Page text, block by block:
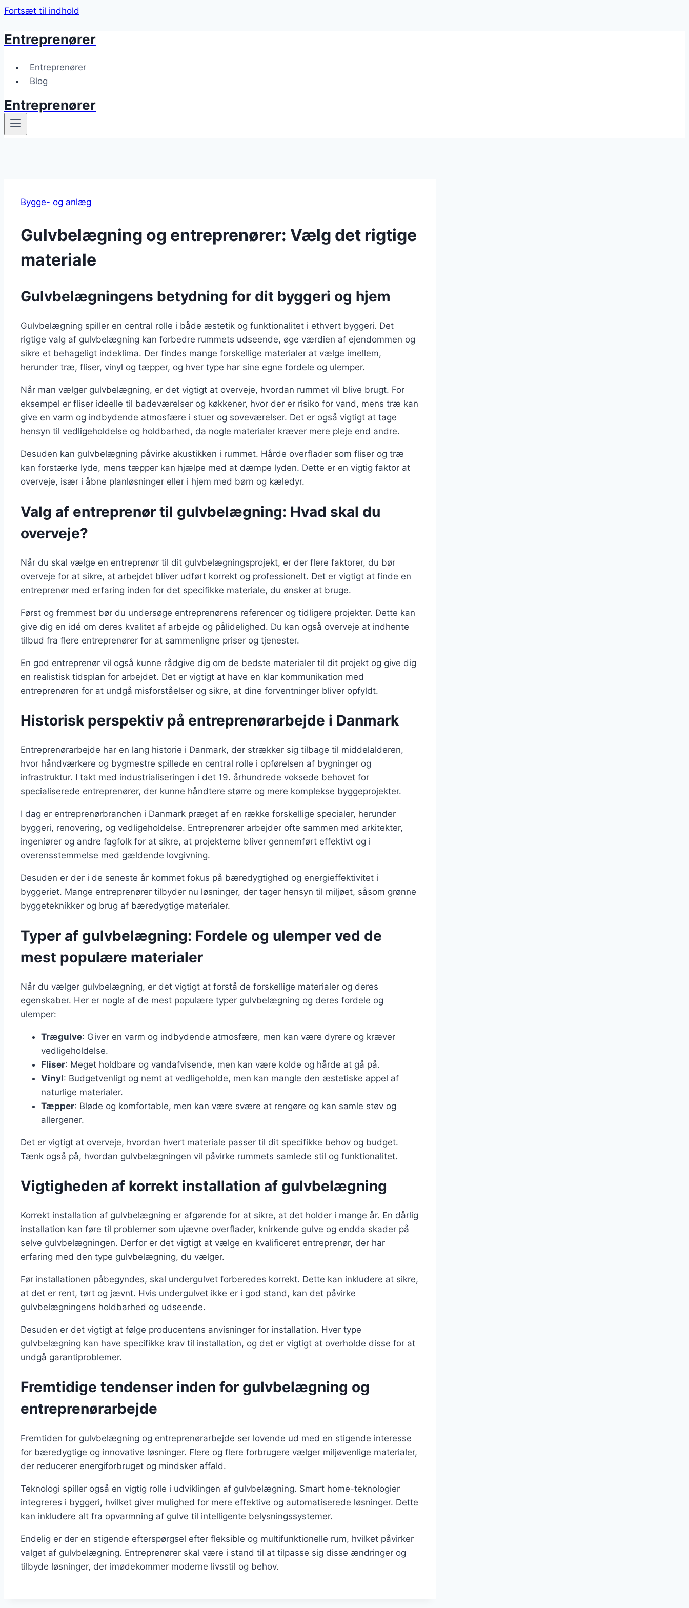
Fortsæt til indhold
Entreprenører
Entreprenører
Blog
Entreprenører
Bygge- og anlæg
Gulvbelægning og entreprenører: Vælg det rigtige
materiale
Gulvbelægningens betydning for dit byggeri og hjem
Gulvbelægning spiller en central rolle i både æstetik og funktionalitet i ethvert byggeri. Det
rigtige valg af gulvbelægning kan forbedre rummets udseende, øge værdien af ejendommen og
sikre et behageligt indeklima. Der findes mange forskellige materialer at vælge imellem,
herunder træ, fliser, vinyl og tæpper, og hver type har sine egne fordele og ulemper.
Når man vælger gulvbelægning, er det vigtigt at overveje, hvordan rummet vil blive brugt. For
eksempel er fliser ideelle til badeværelser og køkkener, hvor der er risiko for vand, mens træ kan
give en varm og indbydende atmosfære i stuer og soveværelser. Det er også vigtigt at tage
hensyn til vedligeholdelse og holdbarhed, da nogle materialer kræver mere pleje end andre.
Desuden kan gulvbelægning påvirke akustikken i rummet. Hårde overflader som fliser og træ
kan forstærke lyde, mens tæpper kan hjælpe med at dæmpe lyden. Dette er en vigtig faktor at
overveje, især i åbne planløsninger eller i hjem med børn og kæledyr.
Valg af entreprenør til gulvbelægning: Hvad skal du
overveje?
Når du skal vælge en entreprenør til dit gulvbelægningsprojekt, er der flere faktorer, du bør
overveje for at sikre, at arbejdet bliver udført korrekt og professionelt. Det er vigtigt at finde en
entreprenør med erfaring inden for det specifikke materiale, du ønsker at bruge.
Først og fremmest bør du undersøge entreprenørens referencer og tidligere projekter. Dette kan
give dig en idé om deres kvalitet af arbejde og pålidelighed. Du kan også overveje at indhente
tilbud fra flere entreprenører for at sammenligne priser og tjenester.
En god entreprenør vil også kunne rådgive dig om de bedste materialer til dit projekt og give dig
en realistisk tidsplan for arbejdet. Det er vigtigt at have en klar kommunikation med
entreprenøren for at undgå misforståelser og sikre, at dine forventninger bliver opfyldt.
Historisk perspektiv på entreprenørarbejde i Danmark
Entreprenørarbejde har en lang historie i Danmark, der strækker sig tilbage til middelalderen,
hvor håndværkere og bygmestre spillede en central rolle i opførelsen af bygninger og
infrastruktur. I takt med industrialiseringen i det 19. århundrede voksede behovet for
specialiserede entreprenører, der kunne håndtere større og mere komplekse byggeprojekter.
I dag er entreprenørbranchen i Danmark præget af en række forskellige specialer, herunder
byggeri, renovering, og vedligeholdelse. Entreprenører arbejder ofte sammen med arkitekter,
ingeniører og andre fagfolk for at sikre, at projekterne bliver gennemført effektivt og i
overensstemmelse med gældende lovgivning.
Desuden er der i de seneste år kommet fokus på bæredygtighed og energieffektivitet i
byggeriet. Mange entreprenører tilbyder nu løsninger, der tager hensyn til miljøet, såsom grønne
byggeteknikker og brug af bæredygtige materialer.
Typer af gulvbelægning: Fordele og ulemper ved de
mest populære materialer
Når du vælger gulvbelægning, er det vigtigt at forstå de forskellige materialer og deres
egenskaber. Her er nogle af de mest populære typer gulvbelægning og deres fordele og
ulemper:
Trægulve: Giver en varm og indbydende atmosfære, men kan være dyrere og kræver
vedligeholdelse.
Fliser: Meget holdbare og vandafvisende, men kan være kolde og hårde at gå på.
Vinyl: Budgetvenligt og nemt at vedligeholde, men kan mangle den æstetiske appel af
naturlige materialer.
Tæpper: Bløde og komfortable, men kan være svære at rengøre og kan samle støv og
allergener.
Det er vigtigt at overveje, hvordan hvert materiale passer til dit specifikke behov og budget.
Tænk også på, hvordan gulvbelægningen vil påvirke rummets samlede stil og funktionalitet.
Vigtigheden af korrekt installation af gulvbelægning
Korrekt installation af gulvbelægning er afgørende for at sikre, at det holder i mange år. En dårlig
installation kan føre til problemer som ujævne overflader, knirkende gulve og endda skader på
selve gulvbelægningen. Derfor er det vigtigt at vælge en kvalificeret entreprenør, der har
erfaring med den type gulvbelægning, du vælger.
Før installationen påbegyndes, skal undergulvet forberedes korrekt. Dette kan inkludere at sikre,
at det er rent, tørt og jævnt. Hvis undergulvet ikke er i god stand, kan det påvirke
gulvbelægningens holdbarhed og udseende.
Desuden er det vigtigt at følge producentens anvisninger for installation. Hver type
gulvbelægning kan have specifikke krav til installation, og det er vigtigt at overholde disse for at
undgå garantiproblemer.
Fremtidige tendenser inden for gulvbelægning og
entreprenørarbejde
Fremtiden for gulvbelægning og entreprenørarbejde ser lovende ud med en stigende interesse
for bæredygtige og innovative løsninger. Flere og flere forbrugere vælger miljøvenlige materialer,
der reducerer energiforbruget og mindsker affald.
Teknologi spiller også en vigtig rolle i udviklingen af gulvbelægning. Smart home-teknologier
integreres i byggeri, hvilket giver mulighed for mere effektive og automatiserede løsninger. Dette
kan inkludere alt fra opvarmning af gulve til intelligente belysningssystemer.
Endelig er der en stigende efterspørgsel efter fleksible og multifunktionelle rum, hvilket påvirker
valget af gulvbelægning. Entreprenører skal være i stand til at tilpasse sig disse ændringer og
tilbyde løsninger, der imødekommer moderne livsstil og behov.